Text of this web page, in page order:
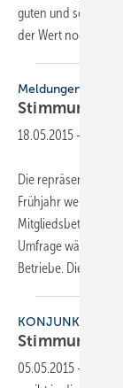
guten und
der Wert noch
Stimmung
18.05.2015 -
Die repräsentative
Frühjahr weiterhin
Mitgliedsbetrieben
Umfrage während
Betriebe. Die
KONJUNKTUR
Stimmung
05.05.2015 -